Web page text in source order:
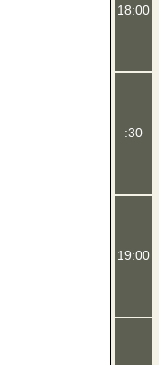
18:00
:30
19:00